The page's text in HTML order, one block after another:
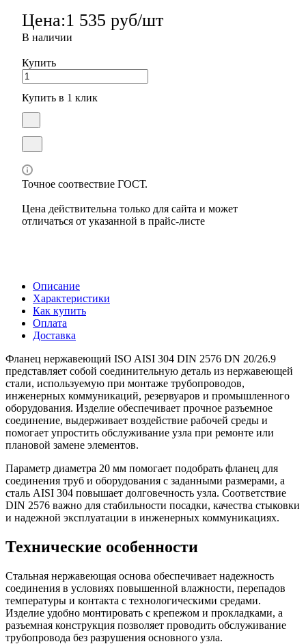
Цена:1 535 руб/шт
В наличии
Купить
Купить в 1 клик
Точное соотвествие ГОСТ.
Цена действительна только для сайта и может
отличаться от указанной в прайс-листе
Описание
Характеристики
Как купить
Оплата
Доставка
Фланец нержавеющий ISO AISI 304 DIN 2576 DN 20/26.9
представляет собой соединительную деталь из нержавеющей
стали, используемую при монтаже трубопроводов,
инженерных коммуникаций, резервуаров и промышленного
оборудования. Изделие обеспечивает прочное разъемное
соединение, выдерживает воздействие рабочей среды и
помогает упростить обслуживание узла при ремонте или
плановой замене элементов.
Параметр диаметра 20 мм помогает подобрать фланец для
соединения труб и оборудования с заданными размерами, а
сталь AISI 304 повышает долговечность узла. Соответствие
DIN 2576 важно для стабильности посадки, качества стыковки
и надежной эксплуатации в инженерных коммуникациях.
Технические особенности
Стальная нержавеющая основа обеспечивает надежность
соединения в условиях повышенной влажности, перепадов
температуры и контакта с технологическими средами.
Изделие удобно монтировать с крепежом и прокладками, а
разъемная конструкция позволяет проводить обслуживание
трубопровода без разрушения основного узла.